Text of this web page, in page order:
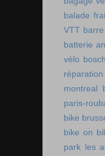
balade
VTT
batterie
vélo bosch
réparation
montreal
paris-
bike
bike on
park les